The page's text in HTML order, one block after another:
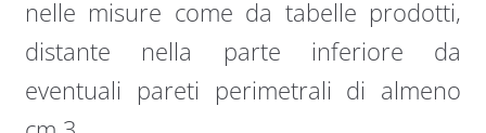
nelle misure come da tabelle prodotti,
distante nella parte inferiore da
eventuali pareti perimetrali di almeno